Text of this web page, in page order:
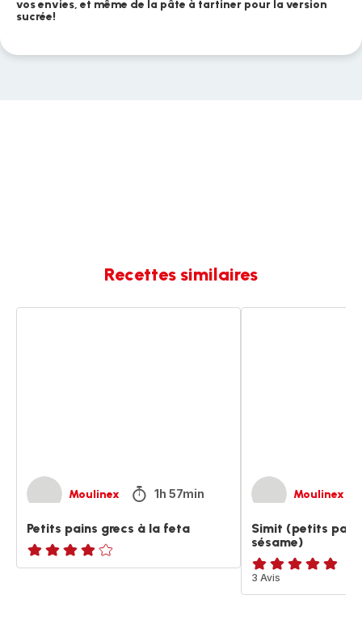
vos envies, et même de la pâte à tartiner pour la version
sucrée!
Recettes similaires
Moulinex 1h 57min
Petits pains grecs à la feta
Avis
Moulinex
Simit (petits
sésame)
Avis
5
3 Avis